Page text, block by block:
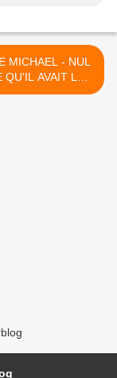
MICHAEL - NUL
QU'IL AVAIT LE
TALENT PRECOCE !! >